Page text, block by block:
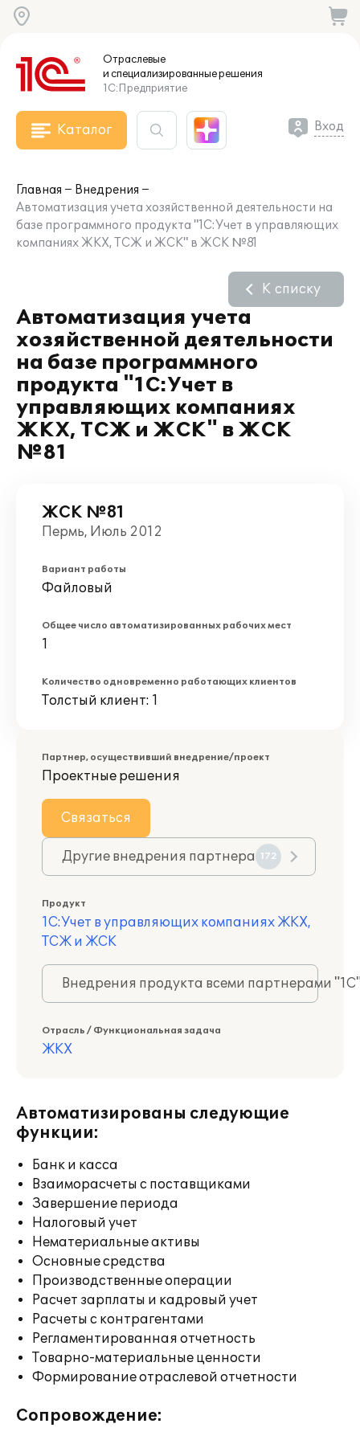
Отраслевые
и специализированныерешения
1С:Предприятие
Каталог Вход
Главная
Внедрения
Автоматизация учета хозяйственной деятельности на
базе программного продукта "1С:Учет в управляющих
компаниях ЖКХ, ТСЖ и ЖСК" в ЖСК №81
Автоматизация учета
хозяйственной деятельности
на базе программного
продукта "1С:Учет в
управляющих компаниях
ЖКХ, ТСЖ и ЖСК" в ЖСК
№81
К списку
ЖСК №81
Пермь, Июль 2012
Вариант работы
Файловый
Общее число автоматизированных рабочих мест
1
Количество одновременно работающих клиентов
Толстый клиент: 1
Партнер, осуществивший внедрение/проект
Проектные решения
Связаться
Другие внедрения партнера 172
Продукт
1С:Учет в управляющих компаниях ЖКХ,
ТСЖ и ЖСК
Внедрения продукта всеми партнерами
Отрасль / Функциональная задача
ЖКХ
Автоматизированы следующие
функции:
Банк и касса
Взаиморасчеты с поставщиками
Завершение периода
Налоговый учет
Нематериальные активы
Основные средства
Производственные операции
Расчет зарплаты и кадровый учет
Расчеты с контрагентами
Регламентированная отчетность
Товарно-материальные ценности
Формирование отраслевой отчетности
Сопровождение: